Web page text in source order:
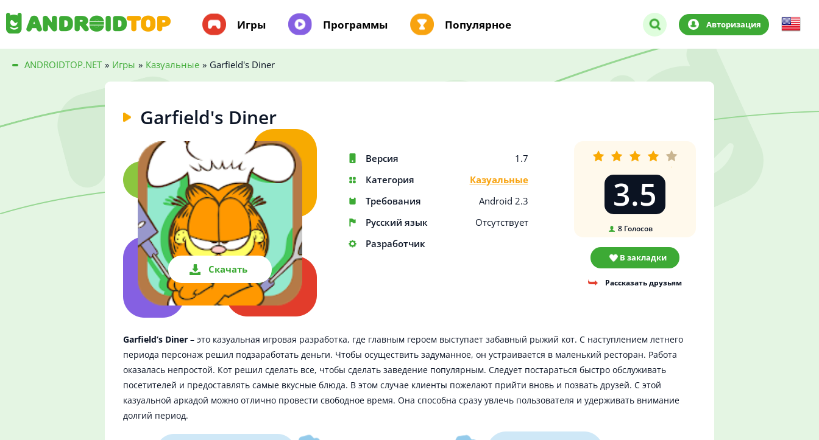
Игры Программы Популярное Авторизация
ANDROIDTOP.NET » Игры » Казуальные » Garfield's Diner
Garfield's Diner
Скачать
Версия
1.7
Категория
Казуальные
Требования
Android 2.3
Русский язык
Отсутствует
Разработчик
3.5
8Голосов
В закладки
Рассказать друзьям
Garfield’s Diner – это казуальная игровая разработка, где главным героем выступает забавный рыжий кот. С наступлением летнего
периода персонаж решил подзаработать деньги. Чтобы осуществить задуманное, он устраивается в маленький ресторан. Работа
оказалась непростой. Кот решил сделать все, чтобы сделать заведение популярным. Следует постараться быстро обслуживать
посетителей и предоставлять самые вкусные блюда. В этом случае клиенты пожелают прийти вновь и позвать друзей. С этой
казуальной аркадой можно отлично провести свободное время. Она способна сразу увлечь пользователя и удерживать внимание
долгий период.